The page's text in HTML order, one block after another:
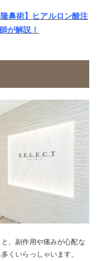
鼻術】ヒアルロン酸注
が解説！
、副作用や痛みが心配な
くいらっしゃいます。